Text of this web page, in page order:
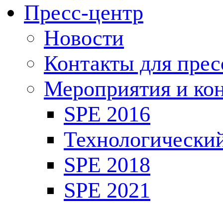
Пресс-центр
Новости
Контакты для
Мероприятия и
SPE 2016
SPE 2018
SPE 2021